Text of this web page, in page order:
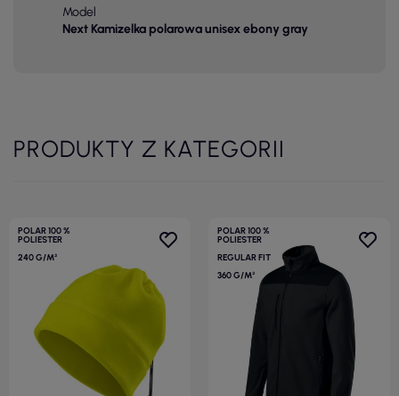
Model
Next Kamizelka polarowa unisex ebony gray
PRODUKTY Z KATEGORII
POLAR 100 %
POLIESTER
240 G/M²
POLAR 100 %
POLIESTER
REGULAR FIT
360 G/M²